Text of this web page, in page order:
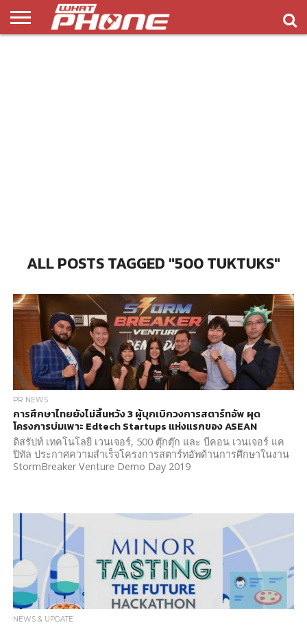
ALL POSTS TAGGED "500 TUKTUKS"
PR NEWS
การศึกษาไทยยังไม่สิ้นหวัง 3 ผู้บุกเบิกวงการสตาร์ทอัพ ผุด
โครงการบ่มเพาะ Edtech Startups แห่งแรกของ ASEAN
ดิสรัปท์ เทคโนโลยี เวนเจอร์, 500 ตุ๊กตุ๊ก และ บีคอน เวนเจอร์ แค
ปิทัล ประกาศความสำเร็จโครงการสตาร์ทอัพด้านการศึกษาในงาน
StormBreaker Venture Demo Day 2019
NEWS & UPDATE